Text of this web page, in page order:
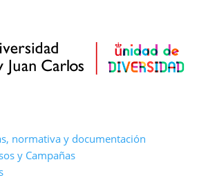
normativa y documentación
y Campañas